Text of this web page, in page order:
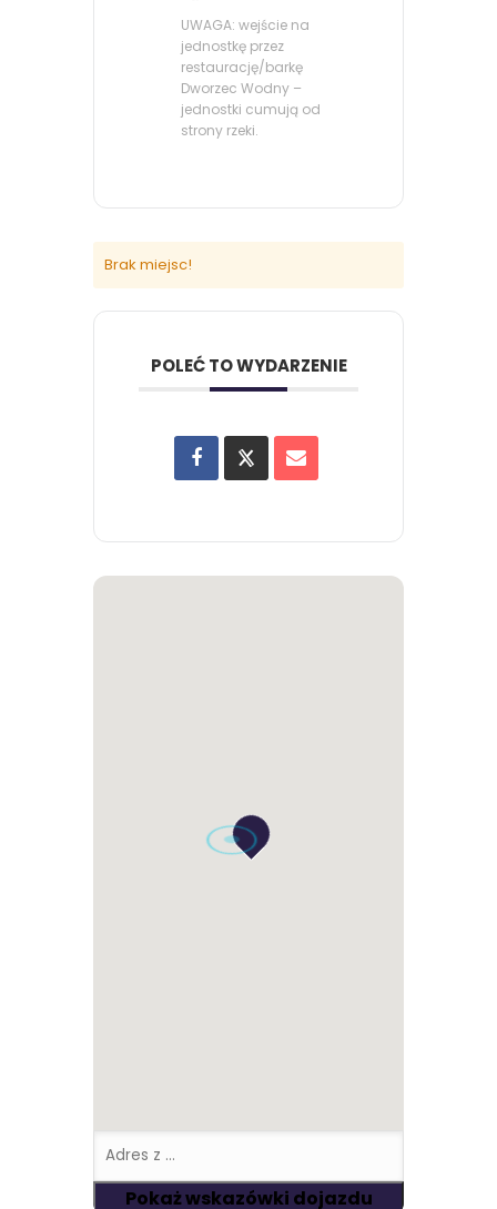
UWAGA: wejście na
jednostkę przez
restaurację/barkę
Dworzec Wodny –
jednostki cumują od
strony rzeki.
Brak miejsc!
POLEĆ TO WYDARZENIE